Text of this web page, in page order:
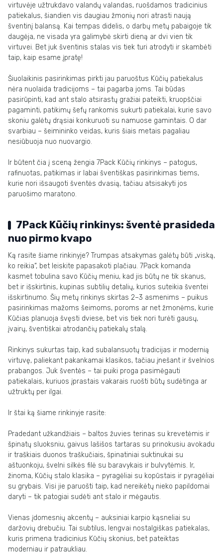
virtuvėje užtrukdavo valandų valandas, ruošdamos tradicinius
patiekalus, šiandien vis daugiau žmonių nori atrasti naują
šventinį balansą. Kai tempas didelis, o darbų metų pabaigoje tik
daugėja, ne visada yra galimybė skirti dieną ar dvi vien tik
virtuvei. Bet juk šventinis stalas vis tiek turi atrodyti ir skambėti
taip, kaip esame įpratę!
Šiuolaikinis pasirinkimas pirkti jau paruoštus Kūčių patiekalus
nėra nuolaida tradicijoms – tai pagarba joms. Tai būdas
pasirūpinti, kad ant stalo atsirastų gražiai pateikti, kruopščiai
pagaminti, patikimų šefų rankomis sukurti patiekalai, kurie savo
skoniu galėtų drąsiai konkuruoti su namuose gamintais. O dar
svarbiau – šeimininko veidas, kuris šiais metais pagaliau
nesiūbuoja nuo nuovargio.
Ir būtent čia į sceną žengia 7Pack Kūčių rinkinys – patogus,
rafinuotas, patikimas ir labai šventiškas pasirinkimas tiems,
kurie nori išsaugoti šventės dvasią, tačiau atsisakyti jos
paruošimo maratono.
7Pack Kūčių rinkinys: šventė prasideda
nuo pirmo kvapo
Ką rasite šiame rinkinyje? Trumpas atsakymas galėtų būti „viską,
ko reikia“, bet leiskite papasakoti plačiau. 7Pack komanda
kasmet tobulina savo Kūčių meniu, kad jis būtų ne tik skanus,
bet ir išskirtinis, kupinas subtilių detalių, kurios suteikia šventei
išskirtinumo. Šių metų rinkinys skirtas 2–3 asmenims – puikus
pasirinkimas mažoms šeimoms, poroms ar net žmonėms, kurie
Kūčias planuoja švęsti dviese, bet vis tiek nori turėti gausų,
įvairų, šventiškai atrodančių patiekalų stalą.
Rinkinys sukurtas taip, kad subalansuotų tradicijas ir modernią
virtuvę, paliekant pakankamai klasikos, tačiau įnešant ir švelnios
prabangos. Juk šventės – tai puiki proga pasimėgauti
patiekalais, kuriuos įprastais vakarais ruošti būtų sudėtinga ar
užtruktų per ilgai.
Ir štai ką šiame rinkinyje rasite:
Pradedant užkandžiais – baltos žuvies terinas su krevetėmis ir
špinatų sluoksniu, gaivus lašišos tartaras su prinokusiu avokadu
ir traškiais duonos traškučiais, špinatiniai suktinukai su
aštuonkoju, švelni silkės filė su baravykais ir bulvytėmis. Ir,
žinoma, Kūčių stalo klasika – pyragėliai su kopūstais ir pyragėliai
su grybais. Visi jie paruošti taip, kad nereikėtų nieko papildomai
daryti – tik patogiai sudėti ant stalo ir mėgautis.
Vienas įdomesnių akcentų – auksiniai karpio kąsneliai su
daržovių drebučiu. Tai subtilus, lengvai nostalgiškas patiekalas,
kuris primena tradicinius Kūčių skonius, bet pateiktas
moderniau ir patraukliau.